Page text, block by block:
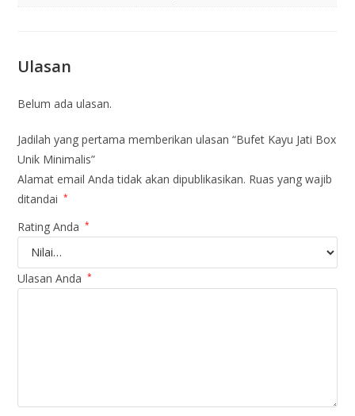
Ulasan
Belum ada ulasan.
Jadilah yang pertama memberikan ulasan “Bufet Kayu Jati Box
Unik Minimalis”
Alamat email Anda tidak akan dipublikasikan. Ruas yang wajib
ditandai
*
Rating Anda *
Ulasan Anda *